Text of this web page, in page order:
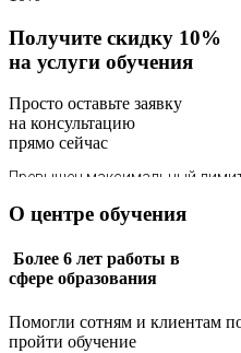
Получите скидку 10%
на услуги обучения
Просто оставьте заявку
на консультацию
прямо сейчас
О центре обучения
Более 6 лет работы в
сфере образования
Помогли сотням и клиентам
пройти обучение